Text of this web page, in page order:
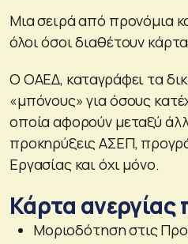
Μια σειρά από προνόμια
όλοι όσοι διαθέτουν
Ο ΟΑΕΔ, καταγράφει τα
«μπόνους» για όσους
οποία αφορούν μεταξύ
προκηρύξεις ΑΣΕΠ,
Εργασίας και όχι μόνο.
Κάρτα ανεργίας
Μοριοδότηση στις